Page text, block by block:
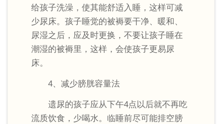
给孩子洗澡，使其能舒适入睡，这样可减
少尿床。孩子睡觉的被褥要干净、暖和、
尿湿之后，应及时更换，不要让孩子睡在
潮湿的被褥里，这样，会使孩子更易尿
床。
4、减少膀胱容量法
遗尿的孩子应从下午4点以后就不再吃
流质饮食，少喝水。临睡前尽可能排空膀